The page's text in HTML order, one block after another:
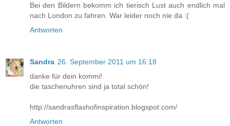
Bei den Bildern bekomm ich tierisch Lust auch endlich mal
nach London zu fahren. War leider noch nie da :(
Antworten
Sandra 26. September 2011 um 16:18
danke für dein kommi!
die taschenuhren sind ja total schön!
http://sandrasflashofinspiration.blogspot.com/
Antworten